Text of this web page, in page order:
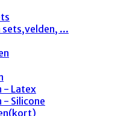
...
- Latex
Silicone